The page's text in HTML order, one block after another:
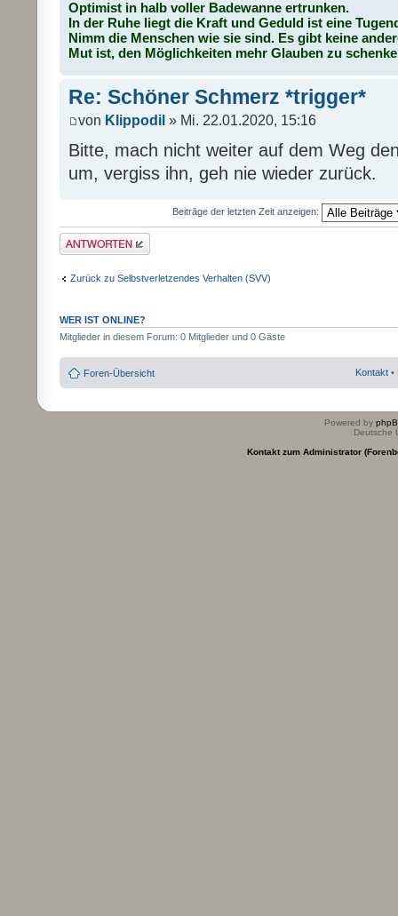
Optimist in halb voller Badewanne ertrunken.
In der Ruhe liegt die Kraft und Geduld ist eine
Nimm die Menschen wie sie sind. Es gibt keine
Mut ist, den Möglichkeiten mehr Glauben zu
Re: Schöner Schmerz *trigger*
von Klippodil » Mi. 22.01.2020, 15:16
Bitte, mach nicht weiter auf dem Weg
um, vergiss ihn, geh nie wieder zurück.
Beiträge der letzten Zeit anzeigen:
Antwort erstellen
Zurück zu Selbstverletzendes Verhalten (SVV)
WER IST ONLINE?
Mitglieder in diesem Forum: 0 Mitglieder und 0 Gäste
Foren-Übersicht Kontakt •
Powered by
Deutsche
Kontakt zum Administrator